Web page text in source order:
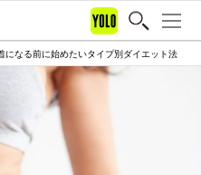
になる前に始めたいタイプ別ダイエット法